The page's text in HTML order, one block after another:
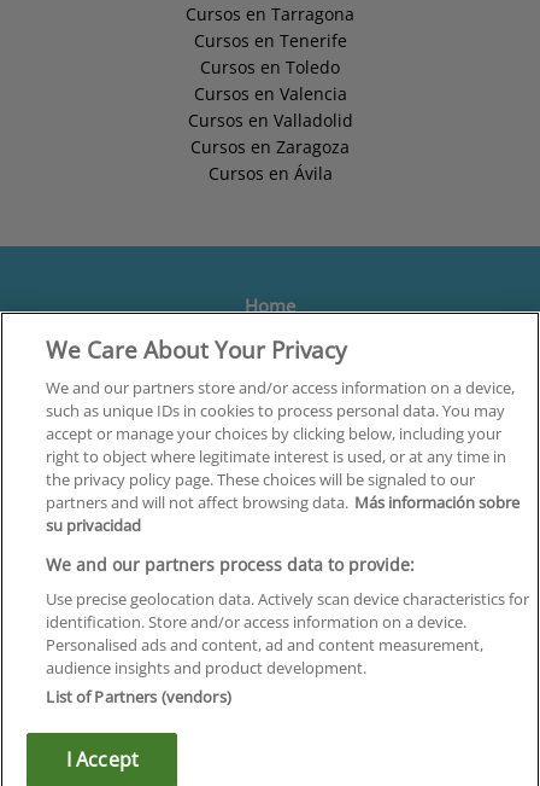
Cursos en Tarragona
Cursos en Tenerife
Cursos en Toledo
Cursos en Valencia
Cursos en Valladolid
Cursos en Zaragoza
Cursos en Ávila
Home
Formación
Centros
Orientación
Quiénes somos
Contacta
Aviso Legal
Política de Privacidad
Política de Cookies
Canal Ético
We Care About Your Privacy
We and our partners store and/or access information on a device,
such as unique IDs in cookies to process personal data. You may
accept or manage your choices by clicking below, including your
right to object where legitimate interest is used, or at any time in
the privacy policy page. These choices will be signaled to our
partners and will not affect browsing data. Más información sobre
su privacidad
We and our partners process data to provide:
Use precise geolocation data. Actively scan device characteristics for
identification. Store and/or access information on a device.
Personalised ads and content, ad and content measurement,
audience insights and product development.
List of Partners (vendors)
I Accept